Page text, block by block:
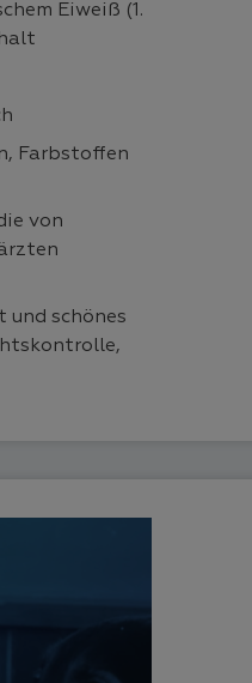
Eiweiß (1.
Farbstoffen
von
und schönes